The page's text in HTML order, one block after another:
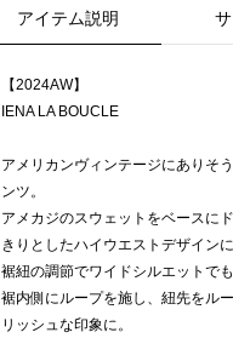
アイテム説明
【2024AW】
IENA LA BOUCLE
アメリカンヴィンテージにありそ
ンツ。
アメカジのスウェットをベースに
きりとしたハイウエストデザイン
裾紐の調節でワイドシルエットで
裾内側にループを施し、紐先をル
リッシュな印象に。